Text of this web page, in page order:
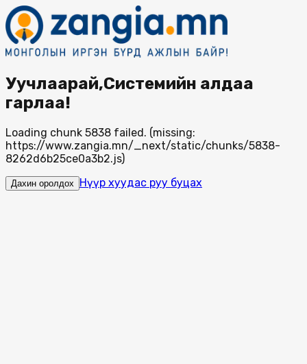
Уучлаарай,Системийн алдаа
гарлаа!
Loading chunk 5838 failed. (missing:
https://www.zangia.mn/_next/static/chunks/5838-
8262d6b25ce0a3b2.js)
Дахин оролдох Нүүр хуудас руу буцах